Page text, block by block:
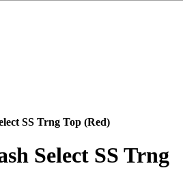
SS Trng Top (Red)
Select SS Trng